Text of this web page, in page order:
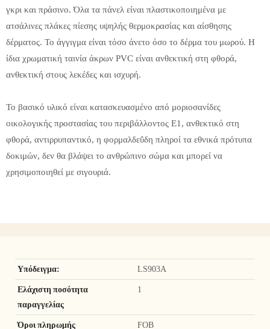
γκρι και πράσινο. Όλα τα πάνελ είναι πλαστικοποιημένα με
ατσάλινες πλάκες πίεσης υψηλής θερμοκρασίας και αίσθησης
δέρματος. Το άγγιγμα είναι τόσο άνετο όσο το δέρμα του μωρού. Η
ίδια χρωματική ταινία άκρων PVC είναι ανθεκτική στη φθορά,
ανθεκτική στους λεκέδες και ισχυρή.
Το βασικό υλικό είναι κατασκευασμένο από μοριοσανίδες
οικολογικής προστασίας του περιβάλλοντος E1, ανθεκτικό στη
φθορά, αντιρρυπαντικό, η φορμαλδεΰδη πληροί τα εθνικά πρότυπα
δοκιμών, δεν θα βλάψει το ανθρώπινο σώμα και μπορεί να
χρησιμοποιηθεί με σιγουριά.
Υπόδειγμα: LS903A
Ελάχιστη ποσότητα
παραγγελίας
1
Όροι πληρωμής FOB